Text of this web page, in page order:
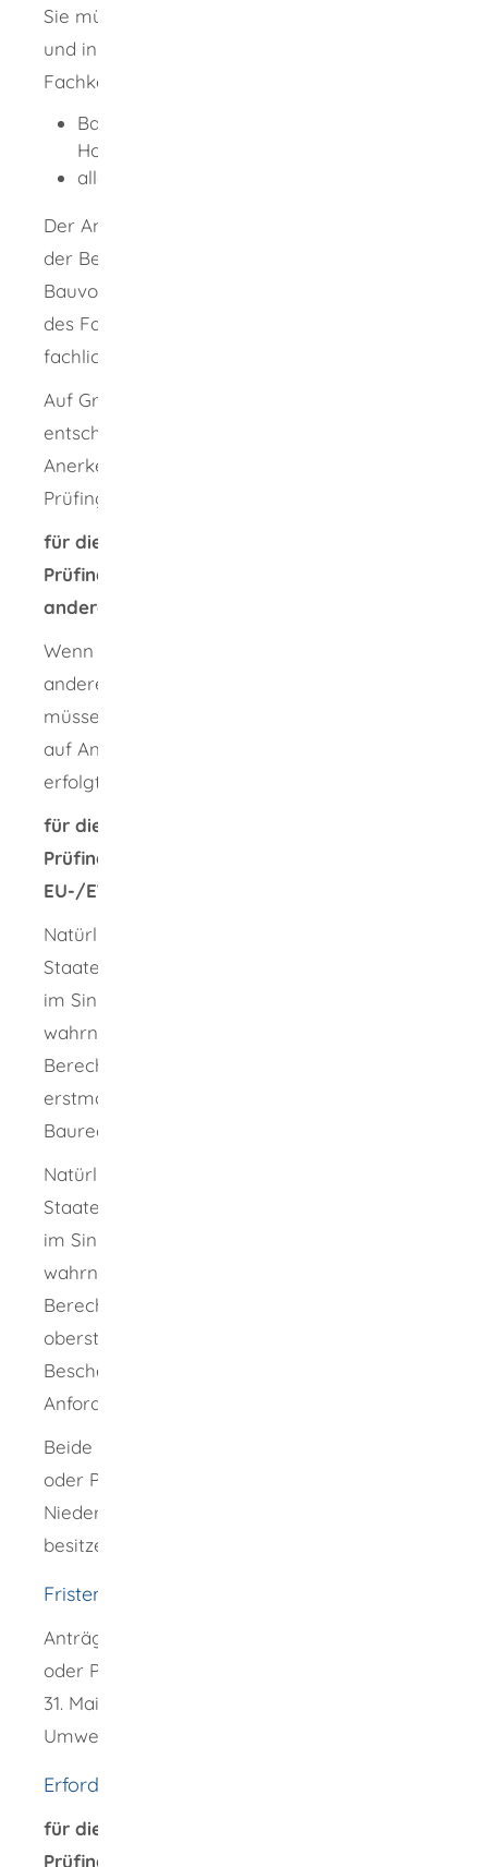
Sie müssen durch eine schriftliche Prüfung
und in einem Fachgespräch Ihre
Fachkenntnisse vor allem nachweisen in:
Baurecht, Baustatik, Massivbau, Stahlbau,
Holzbau und
allgemeinen Fragen des Bauwesens.
Der Anerkennungsausschuss gibt aufgrund
der Beurteilungen zu den begleiteten
Bauvorhaben, der schriftlichen Prüfung und
des Fachgesprächs eine Empfehlung zu Ihrer
fachlichen Eignung ab.
Auf Grundlage dieser Empfehlung
entscheidet das Umweltministerium über die
Anerkennung als Prüfingenieurin oder
Prüfingenieur.
für die Prüfung der Befugnis für
Prüfingenieurinnen oder Prüfingenieure aus
anderen Bundesländern:
Wenn Sie eine Anerkennung aus einem
anderen Bundesland vorweisen können,
müssen Sie auch einen schriftlichen Antrag
auf Anerkennung stellen. Die Anerkennung
erfolgt ohne entsprechendes Verfahren.
für die Prüfung der Befugnis für
Prüfingenieurinnen oder Prüfingenieure aus
EU-/EWR-Staaten oder der Schweiz:
Natürliche Personen aus anderen EU-/EWR-
Staaten oder der Schweiz, die dort Aufgaben
im Sinne der Bauprüfverordnung
wahrnehmen und eine vergleichbare
Berechtigung besitzen, müssen das
erstmalige Tätigwerden vorher der obersten
Baurechtsbehörde anzeigen.
Natürliche Personen aus anderen EU-/EWR-
Staaten oder der Schweiz, die dort Aufgaben
im Sinne der Bauprüfverordnung
wahrnehmen und keine vergleichbare
Berechtigung besitzen, müssen bei der
obersten Bauaufsichtsbehörde eine
Bescheinigung beantragen, dass sie die
Anforderungen erfüllen.
Beide Gruppen können als Prüfingenieurin
oder Prüfingenieur tätig werden, ohne eine
Niederlassung in Baden-Württemberg zu
besitzen.
Fristen
Anträge auf Anerkennung als Prüfingenieurin
oder Prüfingenieur für Bautechnik können bis
31. Mai eines jeden Jahres formlos beim
Umweltministerium eingereicht werden.
Erforderliche Unterlagen
für die erstmalige Anerkennung als
Prüfingenieurin oder Prüfingenieur: